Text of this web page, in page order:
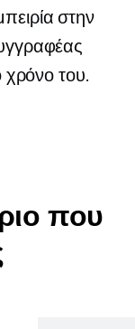
στην
του.
που